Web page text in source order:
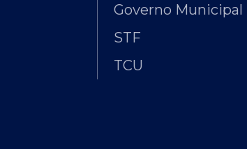
Governo Municipal
STF
TCU